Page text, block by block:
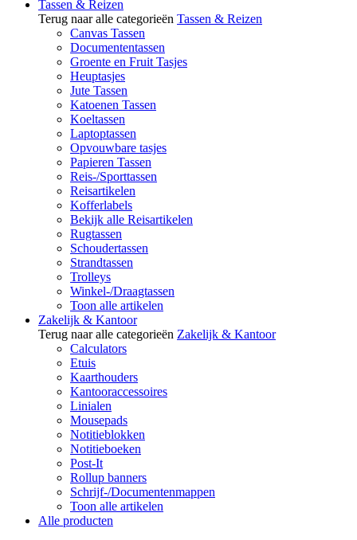
Tassen & Reizen
Terug naar alle categorieën Tassen & Reizen
Canvas Tassen
Documententassen
Groente en Fruit Tasjes
Heuptasjes
Jute Tassen
Katoenen Tassen
Koeltassen
Laptoptassen
Opvouwbare tasjes
Papieren Tassen
Reis-/Sporttassen
Reisartikelen
Kofferlabels
Bekijk alle Reisartikelen
Rugtassen
Schoudertassen
Strandtassen
Trolleys
Winkel-/Draagtassen
Toon alle artikelen
Zakelijk & Kantoor
Terug naar alle categorieën Zakelijk & Kantoor
Calculators
Etuis
Kaarthouders
Kantooraccessoires
Linialen
Mousepads
Notitieblokken
Notitieboeken
Post-It
Rollup banners
Schrijf-/Documentenmappen
Toon alle artikelen
Alle producten